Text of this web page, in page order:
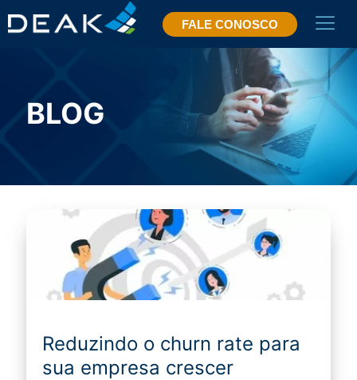
FALE CONOSCO
BLOG
Reduzindo o churn rate para
sua empresa crescer